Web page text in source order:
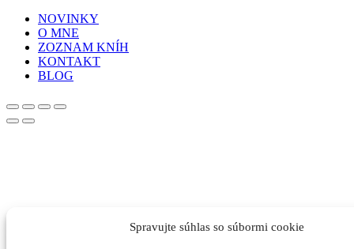
Spravujte súhlas so súbormi cookie
NOVINKY
O MNE
ZOZNAM KNÍH
KONTAKT
BLOG